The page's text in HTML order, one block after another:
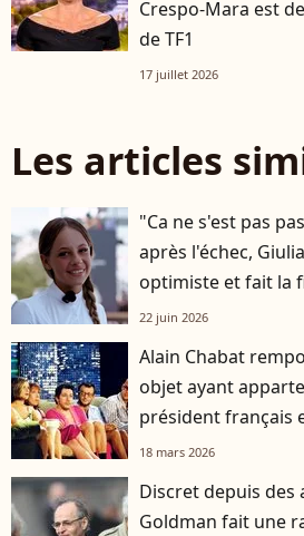
Crespo-Mara est
de TF1
17 juillet 2026
Les articles
"Ca ne s'est pas
après l'échec,
optimiste et fait la
22 juin 2026
Alain Chabat
objet ayant
président français
18 mars 2026
Discret depuis des
Goldman fait une